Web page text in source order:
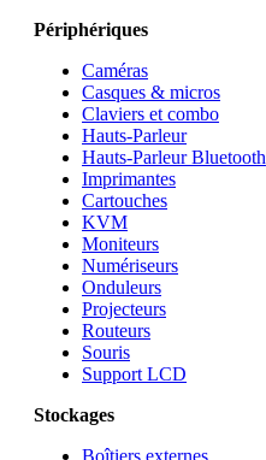
Périphériques
Caméras
Casques & micros
Claviers et combo
Hauts-Parleur
Hauts-Parleur Bluetooth
Imprimantes
Cartouches
KVM
Moniteurs
Numériseurs
Onduleurs
Projecteurs
Routeurs
Souris
Support LCD
Stockages
Boîtiers externes